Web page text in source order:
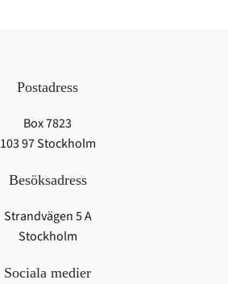
Besöksadress
Strandvägen 5 A
Stockholm
Postadress
Box 7823
103 97 Stockholm
Sociala medier